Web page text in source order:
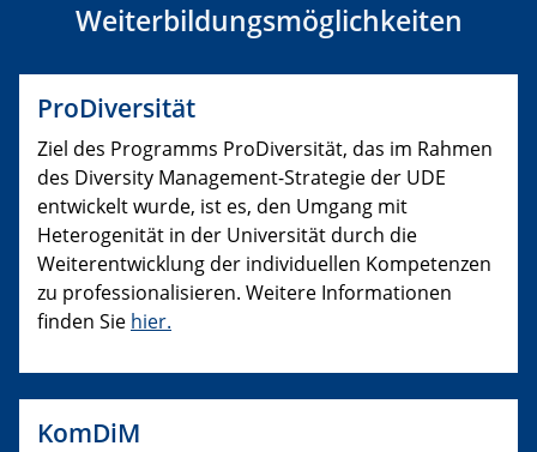
Weiterbildungsmöglichkeiten
ProDiversität
Ziel des Programms ProDiversität, das im Rahmen
des Diversity Management-Strategie der UDE
entwickelt wurde, ist es, den Umgang mit
Heterogenität in der Universität durch die
Weiterentwicklung der individuellen Kompetenzen
zu professionalisieren. Weitere Informationen
finden Sie hier.
KomDiM